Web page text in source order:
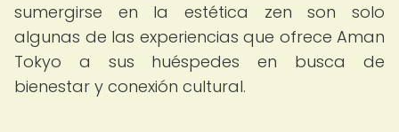
sumergirse en la estética zen son solo
algunas de las experiencias que ofrece Aman
Tokyo a sus huéspedes en busca de
bienestar y conexión cultural.